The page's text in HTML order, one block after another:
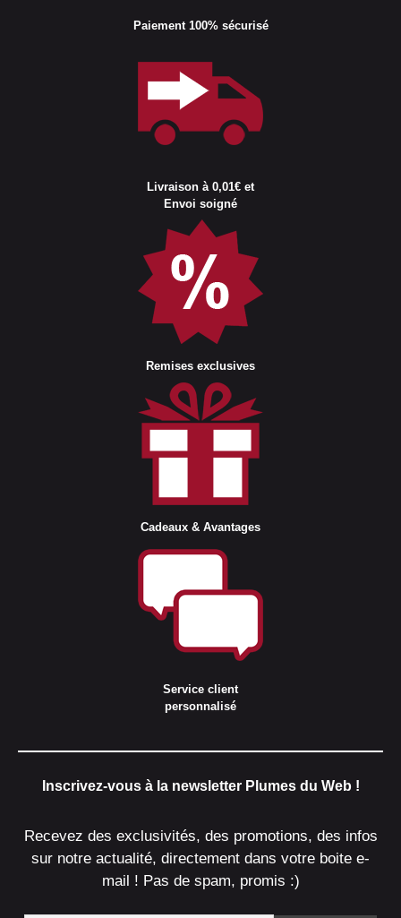
Paiement 100% sécurisé
Livraison à 0,01€ et
Envoi soigné
Remises exclusives
Cadeaux & Avantages
Service client
personnalisé
Inscrivez-vous à la newsletter Plumes du Web !
Recevez des exclusivités, des promotions, des infos
sur notre actualité, directement dans votre boite e-
mail ! Pas de spam, promis :)